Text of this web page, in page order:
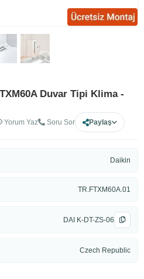
Duvar Tipi Klima -
Yorum Yaz Soru Sor Paylaş
Daikin
TR.FTXM60A.01
DAI K-DT-ZS-06
Czech Republic